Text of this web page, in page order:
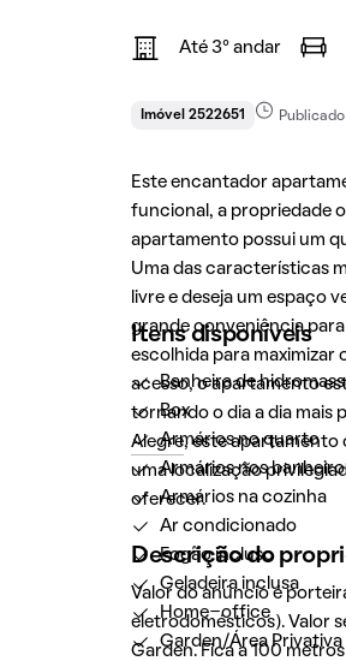
Até 3° andar
Imóvel 2522651
Este encantador
funcional, a propriedade
apartamento possui um
Uma das características
livre e deseja um espaço
grande conveniência
escolhida para maximizar
acesso, o apartamento
tornando o dia a dia mais
Alegre, este apartamento
uma localização
oferecer.
Descrição do
Valor do anúncio é
eletrodomésticos). Valor
Garden. Fica a 100
Itens disponíveis
Banheira de
Box
Armários no quarto
Armários nos
Armários na cozinha
Ar condicionado
Fogão incluso
Geladeira inclusa
Home-office
Garden/Área Privativa